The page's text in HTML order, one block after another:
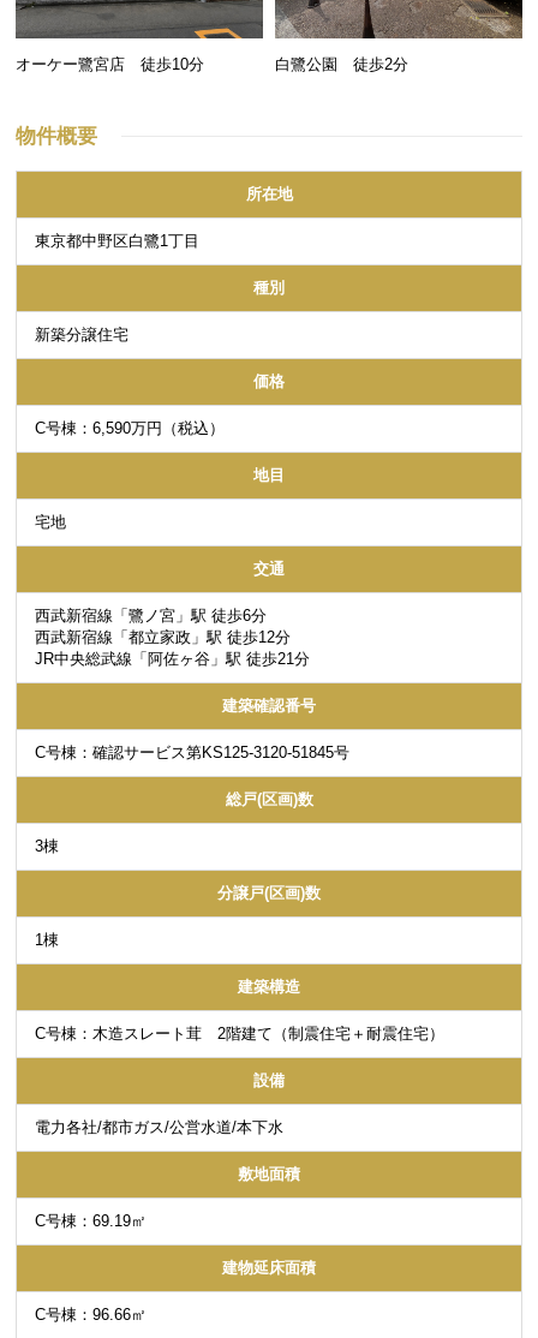
オーケー鷺宮店 徒歩10分 白鷺公園 徒歩2分
物件概要
所在地
東京都中野区白鷺1丁目
種別
新築分譲住宅
価格
C号棟：6,590万円（税込）
地目
宅地
交通
西武新宿線「鷺ノ宮」駅 徒歩6分
西武新宿線「都立家政」駅 徒歩12分
JR中央総武線「阿佐ヶ谷」駅 徒歩21分
建築確認番号
C号棟：確認サービス第KS125-3120-51845号
総戸(区画)数
3棟
分譲戸(区画)数
1棟
建築構造
C号棟：木造スレート茸 2階建て（制震住宅＋耐震住宅）
設備
電力各社/都市ガス/公営水道/本下水
敷地面積
C号棟：69.19㎡
建物延床面積
C号棟：96.66㎡